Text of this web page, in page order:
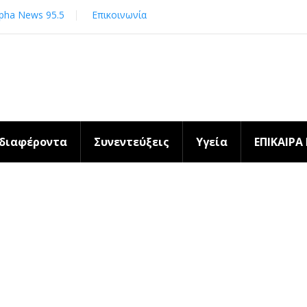
News 95.5 Επικοινωνία
Συνεντεύξεις Υγεία